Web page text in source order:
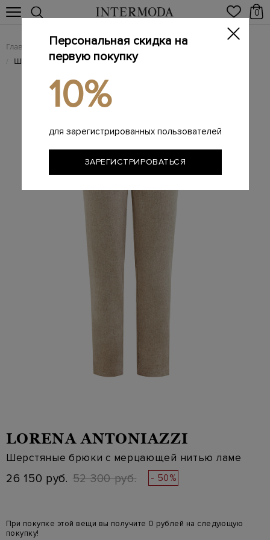
0
Главная Женщинам / Женская одежда / Женские брюки
/ Шерстяные брюки с мерцающей нитью ламе
LORENA ANTONIAZZI
Шерстяные брюки с мерцающей нитью ламе
26 150 руб. 52 300 руб. - 50%
При покупке этой вещи вы получите 0 рублей на следующую
покупку!
Персональная скидка на
первую покупку
10%
для зарегистрированных пользователей
ЗАРЕГИСТРИРОВАТЬСЯ